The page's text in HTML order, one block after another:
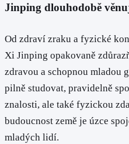
Jinping dlouhodobě
Od zdraví zraku a fyzické
Xi Jinping opakovaně
zdravou a schopnou mladou
pilně studovat, pravidelně
znalosti, ale také fyzickou
budoucnost země je úzce
mladých lidí.